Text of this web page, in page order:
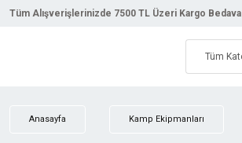
Tüm Alışverişlerinizde 7500 TL Üzeri Kargo Bedava
Anasayfa Kamp Ekipmanları